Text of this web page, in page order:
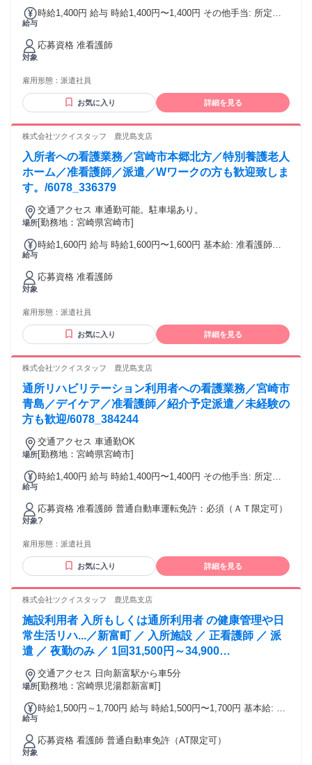
給与
時給1,400円 給与 時給1,400円〜1,400円 その他手当: 所定外
始手当 給与詳細: 経験を考慮のうえ決定 昇給（前年度実績）:
あり：実績による 締日・支払日（支払い方法）: 月末締め・
対象
応募資格 准看護師
雇用形態： 派遣社員
お気に入り 詳細を見る
株式会社ツクイスタッフ 鹿児島支店
入所者への看護業務／宮崎市本郷北方／特別養護老人
ホーム／准看護師／派遣／Wワークの方も歓迎致しま
す。/6078_336379
場所
交通アクセス 車通勤可能。駐車場あり。
[勤務地：宮崎県宮崎市]
給与
時給1,600円 給与 時給1,600円〜1,600円 基本給: 准看護師：
当 給与詳細: 経験を考慮の上決定 昇給（前年度実績）: あり：
実績による 締日・支払日（支払い方法）: 月末締め・翌月15
対象
応募資格 准看護師
雇用形態： 派遣社員
お気に入り 詳細を見る
株式会社ツクイスタッフ 鹿児島支店
通所リハビリテーション利用者への看護業務／宮崎市
青島／デイケア／准看護師／紹介予定派遣／未経験の
方も歓迎/6078_384244
場所
交通アクセス 車通勤OK
[勤務地：宮崎県宮崎市]
給与
時給1,400円 給与 時給1,400円〜1,400円 その他手当: 所定外
法）: 月末締め・翌月15日払い 銀行振込
対象
応募資格 准看護師 普通自動車運転免許：必須（ＡＴ限定可）
?
雇用形態： 派遣社員
お気に入り 詳細を見る
株式会社ツクイスタッフ 鹿児島支店
施設利用者 入所もしくは通所利用者 の健康管理や日
常生活リハ...／新富町 ／ 入所施設 ／ 正看護師 ／ 派
遣 ／ 夜勤のみ ／ 1回31,500円～34,900
円/6078_379475
場所
交通アクセス 日向新富駅から車5分
[勤務地：宮崎県児湯郡新富町]
給与
時給1,500円～1,700円 給与 時給1,500円〜1,700円 基本給: 夜
その他手当: 所定外手当(時給25%割増) 深夜割増手当(時給25%
割増) 年末年始手当 賞与（前年度実績）: 無し 昇給（前年度実
対象
応募資格 看護師 普通自動車免許（AT限定可）